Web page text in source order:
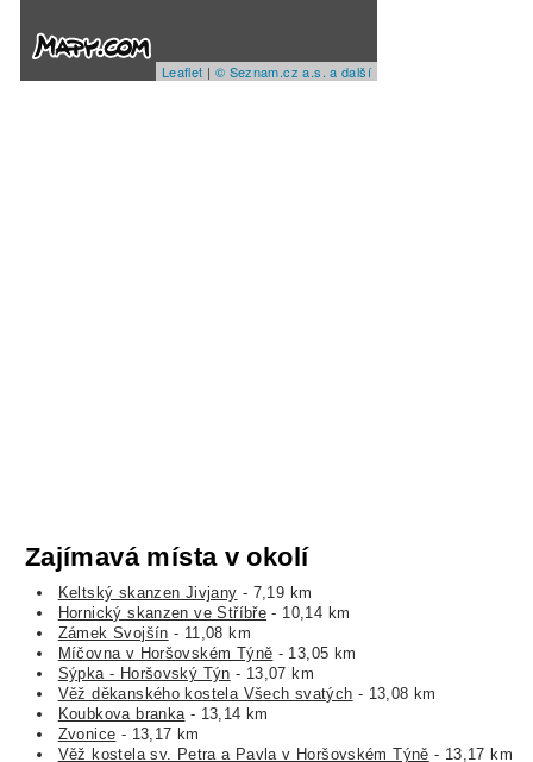
Leaflet | © Seznam.cz a.s. a další
Zajímavá místa v okolí
Keltský skanzen Jivjany - 7,19 km
Hornický skanzen ve Stříbře - 10,14 km
Zámek Svojšín - 11,08 km
Míčovna v Horšovském Týně - 13,05 km
Sýpka - Horšovský Týn - 13,07 km
Věž děkanského kostela Všech svatých - 13,08 km
Koubkova branka- 13,14 km
Zvonice - 13,17 km
Věž kostela sv. Petra a Pavla v Horšovském Týně - 13,17 km